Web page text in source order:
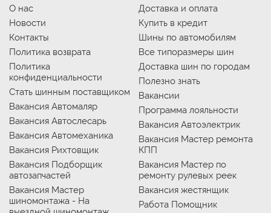
О нас
Новости
Контакты
Политика возврата
Политика
конфиденциальности
Стать шинным поставщиком
Вакансия Автомаляр
Вакансия Автослесарь
Вакансия Автомеханика
Вакансия Рихтовщик
Вакансия Подборщик
автозапчастей
Вакансия Мастер
шиномонтажа - На
Доставка и оплата
Купить в кредит
Шины по автомобилям
Все типоразмеры шин
Доставка шин по городам
Полезно знать
Вакансии
Программа лояльности
Вакансия Автоэлектрик
Вакансия Мастер ремонта
КПП
Вакансия Мастер по
ремонту рулевых реек
Вакансия жестянщик
Работа Помощник